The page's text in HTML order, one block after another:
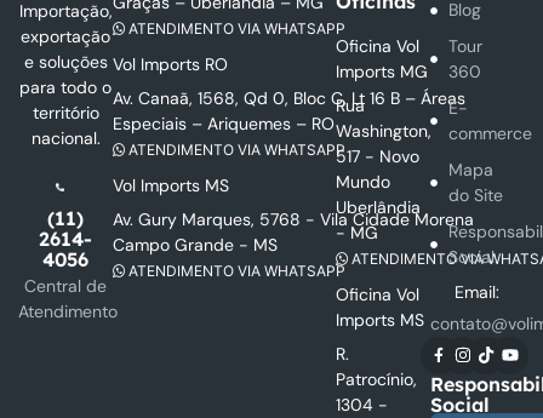
Importação,
exportação
e soluções
para todo o
território
nacional.
(11)
2614-
4056
Central de
Atendimento
ATENDIMENTO VIA WHATSAPP
Vol Imports RO
Av. Canaã, 1568, Qd 0, Bloc C, Lt 16 B – Áreas
Especiais – Ariquemes – RO
ATENDIMENTO VIA WHATSAPP
Vol Imports MS
Av. Gury Marques, 5768 - Vila Cidade Morena
Campo Grande - MS
ATENDIMENTO VIA WHATSAPP
Oficina Vol
Imports MG
Rua
Washington,
517 - Novo
Mundo
Uberlândia
- MG
ATENDIMENTO VIA
Oficina Vol
Imports MS
R.
Patrocínio,
1304 -
Blog
Tour
360
E-
commerce
Mapa
do Site
Social
Email:
Social